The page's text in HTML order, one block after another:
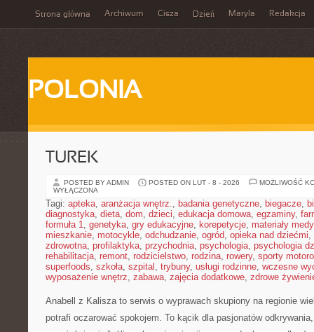
Strona główna Archiwum Cisza Dzień Maryla Redakcja
POLONIA
TUREK
POSTED BY ADMIN POSTED ON LUT - 8 - 2026
MOŻLIWOŚĆ
WYŁĄCZONA
Tagi: apteka, aranżacja wnętrz., badania genetyczne, biegacze,
diagnostyka, dieta, dom, dzieci, edukacja domowa, egzaminy,
formuła 1, genetyka, gry edukacyjne, korepetycje, materiały
mieszkanie, motocykle, odchudzanie, ogród, opieka nad dziećmi,
zdrowotna, profilaktyka, przychodnia, psychologia, psychologia
rehabilitacja, remont, rodzicielstwo, rodzina, rowery, sporty
superfoods, szkoła, szpital , trybuny, usługi rodzinne, wczesne
wyposażenie wnętrz, zabawa, zajęcia dodatkowe, zdrowe
Anabell z Kalisza to serwis o wyprawach skupiony na regionie
potrafi oczarować spokojem. To kącik dla pasjonatów